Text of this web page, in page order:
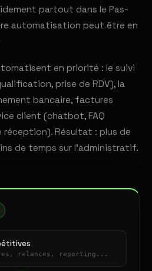
partout dans le Pas-
automatisation peut être en
en priorité : le suivi
prise de RDV), la
bancaire, factures
client (chatbot, FAQ
réception). Résultat : plus de
de temps sur l'administratif.
relances, reporting...